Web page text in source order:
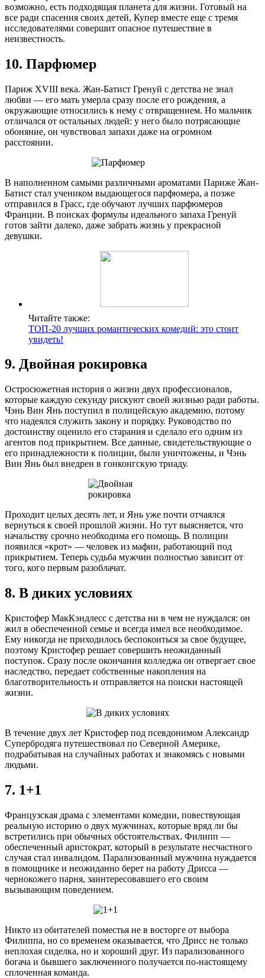
возможно, есть подходящая планета для жизни. Готовый на
все ради спасения своих детей, Купер вместе еще с тремя
исследователями совершит опасное путешествие в
неизвестность.
10. Парфюмер
Париж XVIII века. Жан-Батист Гренуй с детства не знал
любви — его мать умерла сразу после его рождения, а
окружающие относились к нему с отвращением. Но мальчик
отличался от остальных людей: у него было потрясающие
обоняние, он чувствовал запахи даже на огромном
расстоянии.
В наполненном самыми различными ароматами Париже Жан-
Батист стал учеником выдающегося парфюмера, а позже
отправился в Грасс, где обучают лучших парфюмеров
Франции. В поисках формулы идеального запаха Гренуй
готов зайти далеко, даже забрать жизнь у прекрасной
девушки.
Читайте также:
ТОП-20 лучших романтических комедий: это стоит
увидеть!
9. Двойная рокировка
Остросюжетная история о жизни двух профессионалов,
которые каждую секунду рискуют своей жизнью ради работы.
Чэнь Вин Янь поступил в полицейскую академию, потому
что надеялся служить закону и порядку. Руководство по
достоинству оценило его старания и сделало его одним из
агентов под прикрытием. Все данные, свидетельствующие о
его принадлежности к полиции, были уничтожены, и Чэнь
Вин Янь был внедрен в гонконгскую триаду.
Проходит целых десять лет, и Янь уже почти отчаялся
вернуться к своей прошлой жизни. Но тут выясняется, что
начальству срочно необходима его помощь. В полиции
появился «крот» — человек из мафии, работающий под
прикрытием. Теперь судьба мужчин полностью зависит от
того, кого первым разоблачат.
8. В диких условиях
Кристофер МакКэндлесс с детства ни в чем не нуждался: он
жил в обеспеченной семье и всегда имел все необходимое.
Ему никогда не приходилось беспокоиться за свое будущее,
поэтому Кристофер решает совершить неожиданный
поступок. Сразу после окончания колледжа он отвергает свое
наследство, передает собственные накопления на
благотворительность и отправляется на поиски настоящей
жизни.
В течение двух лет Кристофер под псевдонимом Александр
Супербродяга путешествовал по Северной Америке,
подрабатывая на случайных работах и знакомясь с новыми
людьми.
7. 1+1
Французская драма с элементами комедии, повествующая
реальную историю о двух мужчинах, которые вряд ли бы
встретились при обычных обстоятельствах. Филипп —
обеспеченный аристократ, который в результате несчастного
случая стал инвалидом. Парализованный мужчина нуждается
в помощнике и неожиданно берет на работу Дрисса —
чернокожего парня, заинтересовавшего его своим
вызывающим поведением.
Никто из обитателей поместья не в восторге от выбора
Филиппа, но со временем оказывается, что Дрисс не только
неплохая сиделка, но и хороший друг. Из парализованного
богача и бывшего заключенного получается по-настоящему
сплоченная команда.